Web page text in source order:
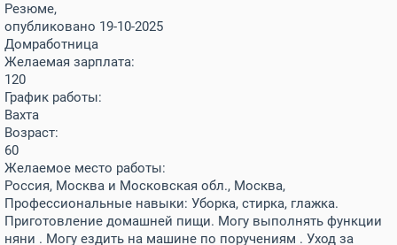
Резюме,
опубликовано 19-10-2025
Домработница
Желаемая зарплата:
120
График работы:
Вахта
Возраст:
60
Желаемое место работы:
Россия, Москва и Московская обл., Москва,
Профессиональные навыки: Уборка, стирка, глажка.
Приготовление домашней пищи. Могу выполнять функции
няни . Могу ездить на машине по поручениям . Уход за